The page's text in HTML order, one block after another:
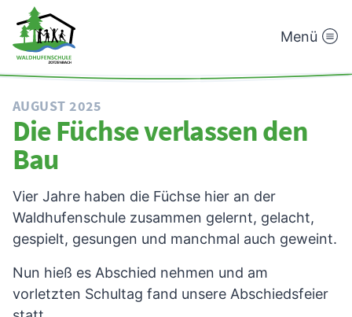
Waldhufenschule
Menü
AUGUST 2025
Die Füchse verlassen den
Bau
Vier Jahre haben die Füchse hier an der
Waldhufenschule zusammen gelernt, gelacht,
gespielt, gesungen und manchmal auch geweint.
Nun hieß es Abschied nehmen und am
vorletzten Schultag fand unsere Abschiedsfeier